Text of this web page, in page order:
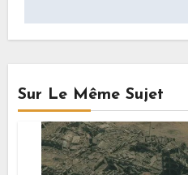
Sur Le Même Sujet